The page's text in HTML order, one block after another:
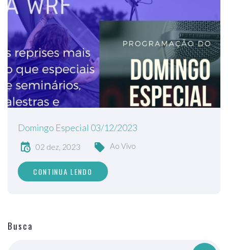
Domingo Especial 03/12/2023
02 dez, 2023 Ao Vivo
CONTINUA LENDO
Busca